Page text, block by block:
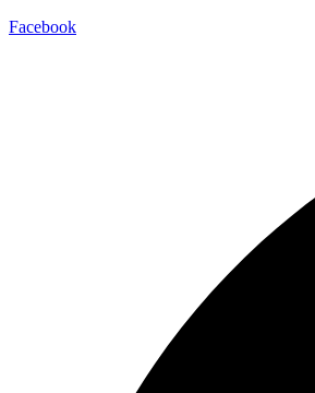
Facebook